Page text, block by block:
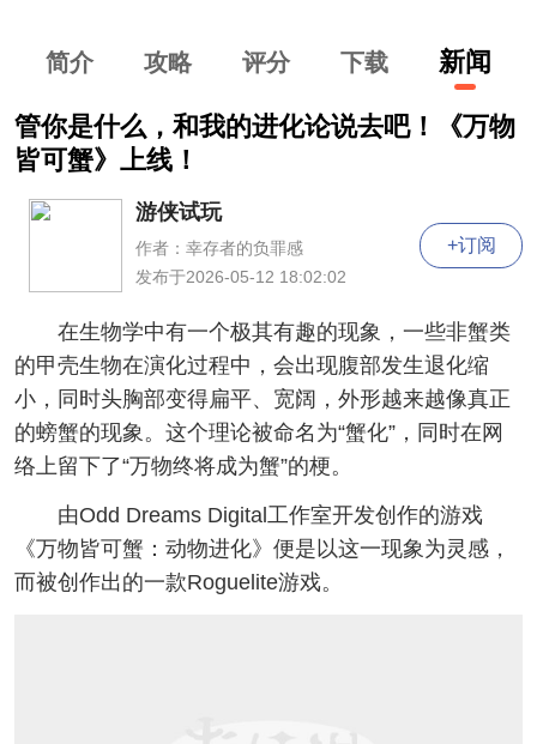
简介 攻略 评分 下载 新闻
管你是什么，和我的进化论说去吧！《万物
皆可蟹》上线！
游侠试玩
作者：幸存者的负罪感
发布于2026-05-12 18:02:02
+订阅
在生物学中有一个极其有趣的现象，一些非蟹类
的甲壳生物在演化过程中，会出现腹部发生退化缩
小，同时头胸部变得扁平、宽阔，外形越来越像真正
的螃蟹的现象。这个理论被命名为“蟹化”，同时在网
络上留下了“万物终将成为蟹”的梗。
由Odd Dreams Digital工作室开发创作的游戏
《万物皆可蟹：动物进化》便是以这一现象为灵感，
而被创作出的一款Roguelite游戏。